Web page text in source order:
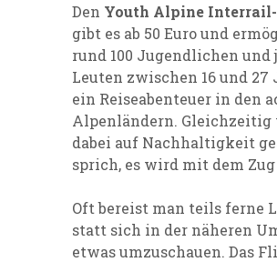
Den Youth Alpine Interrail-
gibt es ab 50 Euro und
rund 100 Jugendlichen und
Leuten zwischen 16 und 27
ein Reiseabenteuer in den
Alpenländern. Gleichzeitig
dabei auf Nachhaltigkeit
sprich, es wird mit dem
Oft bereist man teils ferne
statt sich in der näheren
etwas umzuschauen. Das